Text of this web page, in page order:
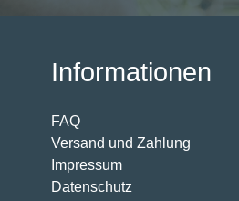
Informationen
FAQ
Versand und Zahlung
Impressum
Datenschutz